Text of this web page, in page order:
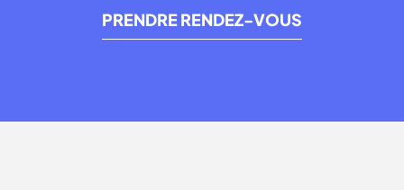
PRENDRE RENDEZ-VOUS